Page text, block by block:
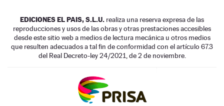
EDICIONES EL PAIS, S.L.U. realiza una reserva expresa de las
reproducciones y usos de las obras y otras prestaciones accesibles
desde este sitio web a medios de lectura mecánica u otros medios
que resulten adecuados a tal fin de conformidad con el artículo 67.3
del Real Decreto-ley 24/2021, de 2 de noviembre.